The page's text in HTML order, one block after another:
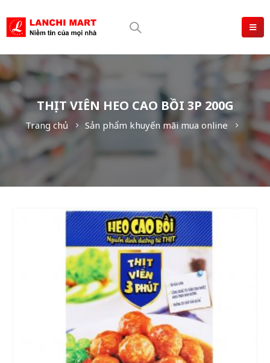
THỊT VIÊN HEO CAO BỒI 3P 200G
Trang chủ Sản phẩm khuyến mãi mua online